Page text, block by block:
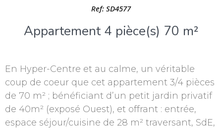
Ref: SD4577
Appartement 4 pièce(s) 70 m²
En Hyper-Centre et au calme, un véritable
coup de coeur que cet appartement 3/4 pièces
de 70 m² ; bénéficiant d’un petit jardin privatif
de 40m² (exposé Ouest), et offrant : entrée,
espace séjour/cuisine de 28 m² traversant, SdE,